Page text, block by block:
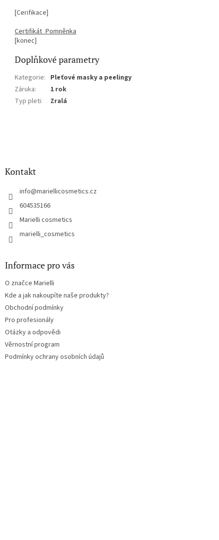
[Cerifikace]
Certifikát_Pomněnka
[konec]
Doplňkové parametry
Kategorie: Pleťové masky a peelingy
Záruka:
1 rok
Typ pleti: Zralá
Kontakt
info@mariellicosmetics.cz
604535166
Marielli cosmetics
marielli_cosmetics
Informace pro vás
O značce Marielli
Kde a jak nakoupíte naše produkty?
Obchodní podmínky
Pro profesionály
Otázky a odpovědi
Věrnostní program
Podmínky ochrany osobních údajů